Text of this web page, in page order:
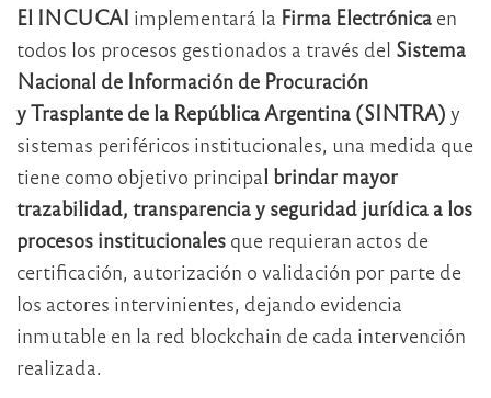
El INCUCAI implementará la Firma Electrónica en
todos los procesos gestionados a través del Sistema
Nacional de Información de Procuración
yTrasplante de la República Argentina (SINTRA) y
sistemas periféricos institucionales, una medida que
tiene como objetivo principal brindar mayor
trazabilidad, transparencia y seguridad jurídica a los
procesos institucionales que requieran actos de
certificación, autorización o validación por parte de
los actores intervinientes, dejando evidencia
inmutable en la red blockchain de cada intervención
realizada.